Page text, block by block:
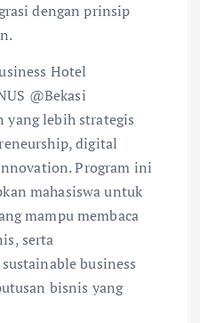
dengan prinsip
Hotel
@Bekasi
yang lebih strategis
digital
Program ini
mahasiswa untuk
mampu membaca
serta
business
bisnis yang